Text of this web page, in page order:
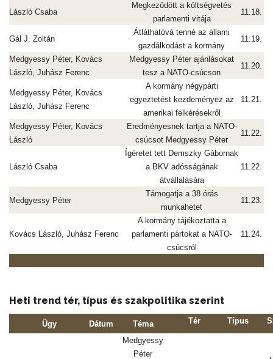
László Csaba
Megkeződött a költségvetés
parlamenti vitája
11.18.
Gál J. Zoltán
Átláthatóvá tenné az állami
gazdálkodást a kormány
11.19.
Medgyessy Péter, Kovács
László, Juhász Ferenc
Medgyessy Péter ajánlásokat
tesz a NATO-csúcson
11.20.
Medgyessy Péter, Kovács
László, Juhász Ferenc
A kormány négypárti
egyeztetést kezdeményez az
amerikai felkérésekről
11.21.
Medgyessy Péter, Kovács
László
Eredményesnek tartja a NATO-
csúcsot Medgyessy Péter
11.22.
László Csaba
Ígéretet tett Demszky Gábornak
a BKV adósságának
átvállalására
11.22.
Medgyessy Péter
Támogatja a 38 órás
munkahetet
11.23.
Kovács László, Juhász Ferenc
A kormány tájékoztatta a
parlamenti pártokat a NATO-
csúcsról
11.24.
Heti trend tér, típus és szakpolitika szerint
Ügy Dátum Téma Tér Típus
Medgyessy
Péter